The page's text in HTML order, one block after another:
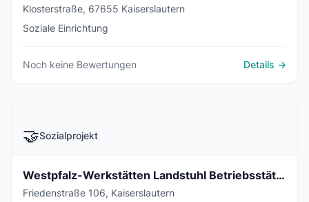
Klosterstraße, 67655 Kaiserslautern
Soziale Einrichtung
Noch keine Bewertungen Details →
🤝Sozialprojekt
Westpfalz-Werkstätten Landstuhl Betriebsstätte DiPro, Außenstelle Kaiserslautern
Friedenstraße 106, Kaiserslautern